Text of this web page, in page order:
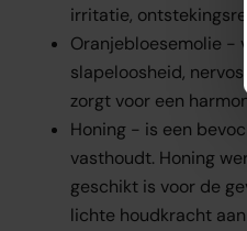
irritatie,
Oranjebloesemolie -
slapeloosheid,
zorgt voor een
Honing - is een
vasthoudt. Honing
geschikt is voor de
lichte houdkracht